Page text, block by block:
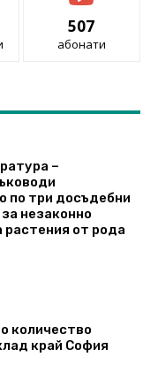
507
абонати
–
по три досъдебни
незаконно
растения от рода
количество
край София